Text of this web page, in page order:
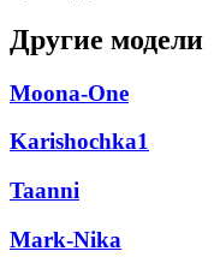
Другие модели
Moona-One
Karishochka1
Taanni
Mark-Nika